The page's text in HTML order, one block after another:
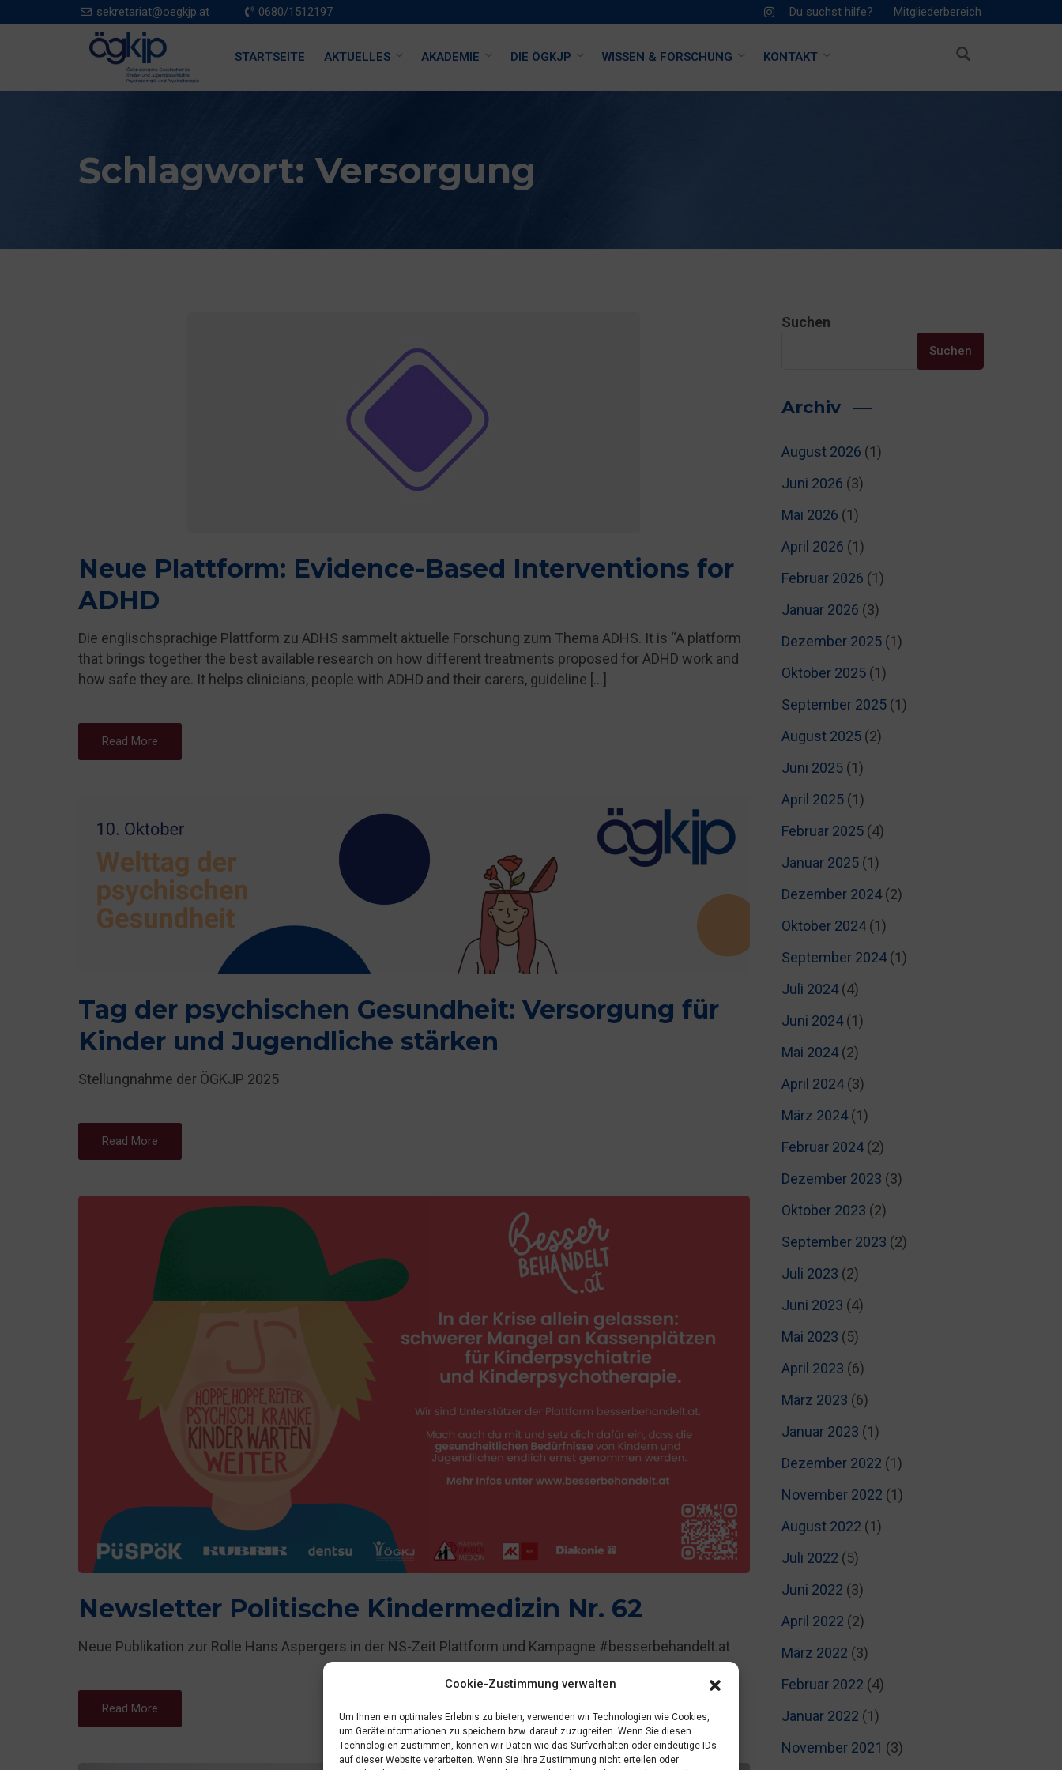
Cookie-Zustimmung verwalten
Um Ihnen ein optimales Erlebnis zu bieten, verwenden wir Technologien wie Cookies,
um Geräteinformationen zu speichern bzw. darauf zuzugreifen. Wenn Sie diesen
Technologien zustimmen, können wir Daten wie das Surfverhalten oder eindeutige IDs
auf dieser Website verarbeiten. Wenn Sie Ihre Zustimmung nicht erteilen oder
sekretariat@oegkjp.at 0680/1512197 Du suchst hilfe? Mitgliederbereich
STARTSEITE AKTUELLES AKADEMIE DIE ÖGKJP WISSEN & FORSCHUNG KONTAKT
Schlagwort: Versorgung
Neue Plattform: Evidence-Based Interventions for
ADHD
Die englischsprachige Plattform zu ADHS sammelt aktuelle Forschung zum Thema ADHS. It is “A platform
that brings together the best available research on how different treatments proposed for ADHD work and
how safe they are. It helps clinicians, people with ADHD and their carers, guideline […]
Read More
Tag der psychischen Gesundheit: Versorgung für
Kinder und Jugendliche stärken
Stellungnahme der ÖGKJP 2025
Read More
Newsletter Politische Kindermedizin Nr. 62
Neue Publikation zur Rolle Hans Aspergers in der NS-Zeit Plattform und Kampagne #besserbehandelt.at
Read More
Suchen
Suchen
Archiv
August 2026 (1)
Juni 2026 (3)
Mai 2026 (1)
April 2026 (1)
Februar 2026 (1)
Januar 2026 (3)
Dezember 2025(1)
Oktober 2025(1)
September 2025(1)
August 2025(2)
Juni 2025(1)
April 2025(1)
Februar 2025(4)
Januar 2025(1)
Dezember 2024(2)
Oktober 2024(1)
September 2024(1)
Juli 2024(4)
Juni 2024(1)
Mai 2024(2)
April 2024(3)
März 2024(1)
Februar 2024(2)
Dezember 2023 (3)
Oktober 2023 (2)
September 2023 (2)
Juli 2023 (2)
Juni 2023 (4)
Mai 2023 (5)
April 2023 (6)
März 2023 (6)
Januar 2023 (1)
Dezember 2022 (1)
November 2022 (1)
August 2022 (1)
Juli 2022 (5)
Juni 2022 (3)
April 2022 (2)
März 2022 (3)
Februar 2022 (4)
Januar 2022 (1)
November 2021 (3)